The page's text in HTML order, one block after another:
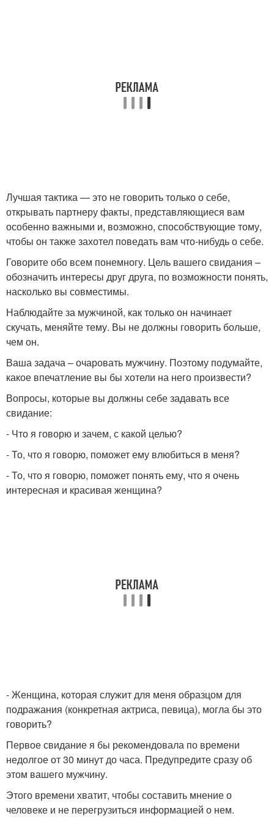
Лучшая тактика — это не говорить только о себе,
открывать партнеру факты, представляющиеся вам
особенно важными и, возможно, способствующие тому,
чтобы он также захотел поведать вам что-нибудь о себе.
Говорите обо всем понемногу. Цель вашего свидания –
обозначить интересы друг друга, по возможности понять,
насколько вы совместимы.
Наблюдайте за мужчиной, как только он начинает
скучать, меняйте тему. Вы не должны говорить больше,
чем он.
Ваша задача – очаровать мужчину. Поэтому подумайте,
какое впечатление вы бы хотели на него произвести?
Вопросы, которые вы должны себе задавать все
свидание:
- Что я говорю и зачем, с какой целью?
- То, что я говорю, поможет ему влюбиться в меня?
- То, что я говорю, поможет понять ему, что я очень
интересная и красивая женщина?
- Женщина, которая служит для меня образцом для
подражания (конкретная актриса, певица), могла бы это
говорить?
Первое свидание я бы рекомендовала по времени
недолгое от 30 минут до часа. Предупредите сразу об
этом вашего мужчину.
Этого времени хватит, чтобы составить мнение о
человеке и не перегрузиться информацией о нем.